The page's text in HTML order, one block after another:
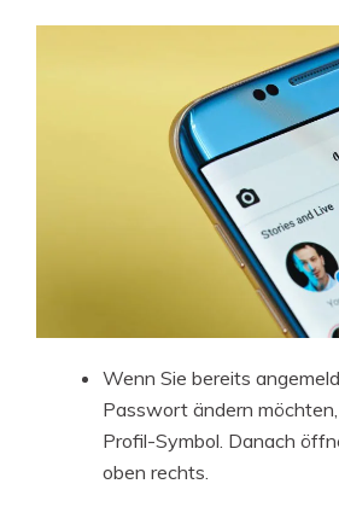
Wenn Sie bereits
Passwort ändern
Profil-Symbol. Danach
oben rechts.